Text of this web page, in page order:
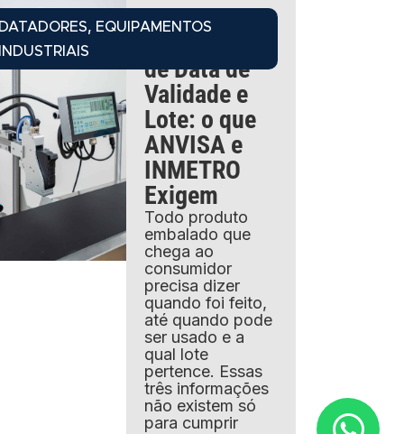
DATADORES, EQUIPAMENTOS
INDUSTRIAIS
04/08/2026
de Data de
Validade e
Lote: o que
ANVISA e
INMETRO
Exigem
Todo produto
embalado que
chega ao
consumidor
precisa dizer
quando foi feito,
até quando pode
ser usado e a
qual lote
pertence. Essas
três informações
não existem só
para cumprir